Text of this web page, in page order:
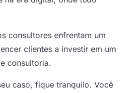
consultores enfrentam um
clientes a investir em um
consultoria.
caso, fique tranquilo. Você